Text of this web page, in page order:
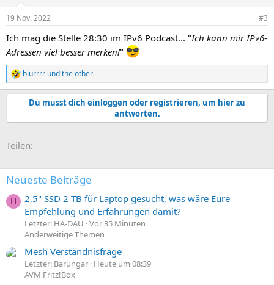
19 Nov. 2022 #3
Ich mag die Stelle 28:30 im IPv6 Podcast... "Ich kann mir IPv6-
Adressen viel besser merken!"
R
e
a
i
n
:
blurrrr undthe other
Du musst dich einloggen oder registrieren, um hier zu
antworten.
Teilen:
Neueste Beiträge
H
2,5" SSD 2 TB für Laptop gesucht, was wäre Eure
Empfehlung und Erfahrungen damit?
Letzter: HA-DAU Vor 35 Minuten
Anderweitige Themen
Mesh Verständnisfrage
Letzter: Barungar Heute um 08:39
AVM Fritz!Box